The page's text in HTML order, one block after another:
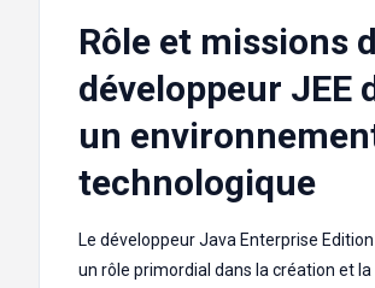
Rôle et missions
développeur JEE
un
technologique
Le développeur Java Enterprise
un rôle primordial dans la création et la